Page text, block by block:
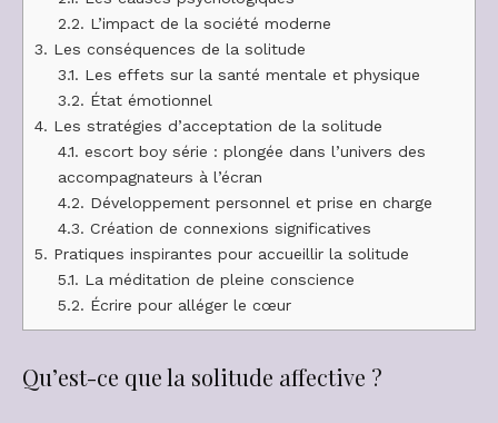
2.2. L’impact de la société moderne
3. Les conséquences de la solitude
3.1. Les effets sur la santé mentale et physique
3.2. État émotionnel
4. Les stratégies d’acceptation de la solitude
4.1. escort boy série : plongée dans l’univers des
accompagnateurs à l’écran
4.2. Développement personnel et prise en charge
4.3. Création de connexions significatives
5. Pratiques inspirantes pour accueillir la solitude
5.1. La méditation de pleine conscience
5.2. Écrire pour alléger le cœur
Qu’est-ce que la solitude affective ?